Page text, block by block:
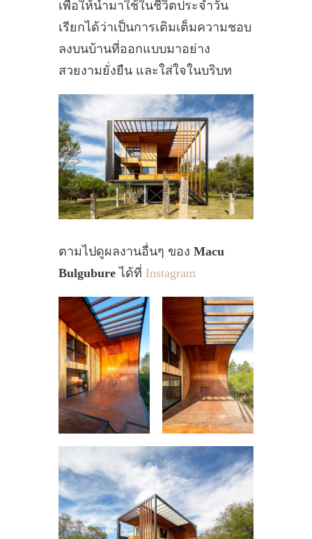
เพื่อให้นำมาใช้ในชีวิตประจำวัน
เรียกได้ว่าเป็นการเติมเต็มความชอบ
ลงบนบ้านที่ออกแบบมาอย่าง
สวยงามยั่งยืน และใส่ใจในบริบท
ตามไปดูผลงานอื่นๆ ของ Macu
Bulgubure ได้ที่ Instagram